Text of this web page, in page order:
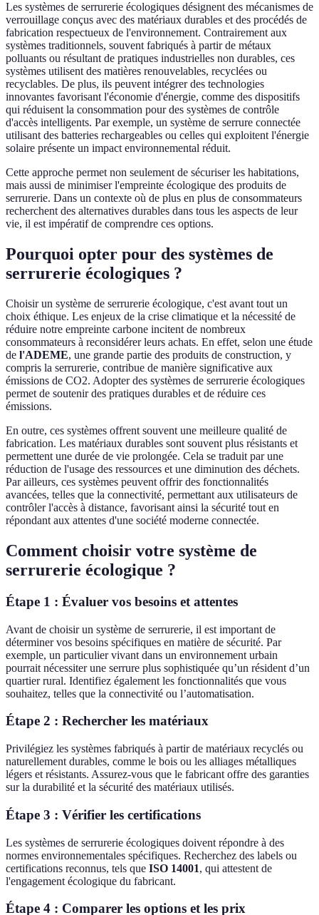
Les systèmes de serrurerie écologiques désignent des mécanismes de
verrouillage conçus avec des matériaux durables et des procédés de
fabrication respectueux de l'environnement. Contrairement aux
systèmes traditionnels, souvent fabriqués à partir de métaux
polluants ou résultant de pratiques industrielles non durables, ces
systèmes utilisent des matières renouvelables, recyclées ou
recyclables. De plus, ils peuvent intégrer des technologies
innovantes favorisant l'économie d'énergie, comme des dispositifs
qui réduisent la consommation pour des systèmes de contrôle
d'accès intelligents. Par exemple, un système de serrure connectée
utilisant des batteries rechargeables ou celles qui exploitent l'énergie
solaire présente un impact environnemental réduit.
Cette approche permet non seulement de sécuriser les habitations,
mais aussi de minimiser l'empreinte écologique des produits de
serrurerie. Dans un contexte où de plus en plus de consommateurs
recherchent des alternatives durables dans tous les aspects de leur
vie, il est impératif de comprendre ces options.
Pourquoi opter pour des systèmes de
serrurerie écologiques ?
Choisir un système de serrurerie écologique, c'est avant tout un
choix éthique. Les enjeux de la crise climatique et la nécessité de
réduire notre empreinte carbone incitent de nombreux
consommateurs à reconsidérer leurs achats. En effet, selon une étude
de l'ADEME, une grande partie des produits de construction, y
compris la serrurerie, contribue de manière significative aux
émissions de CO2. Adopter des systèmes de serrurerie écologiques
permet de soutenir des pratiques durables et de réduire ces
émissions.
En outre, ces systèmes offrent souvent une meilleure qualité de
fabrication. Les matériaux durables sont souvent plus résistants et
permettent une durée de vie prolongée. Cela se traduit par une
réduction de l'usage des ressources et une diminution des déchets.
Par ailleurs, ces systèmes peuvent offrir des fonctionnalités
avancées, telles que la connectivité, permettant aux utilisateurs de
contrôler l'accès à distance, favorisant ainsi la sécurité tout en
répondant aux attentes d'une société moderne connectée.
Comment choisir votre système de
serrurerie écologique ?
Étape 1 : Évaluer vos besoins et attentes
Avant de choisir un système de serrurerie, il est important de
déterminer vos besoins spécifiques en matière de sécurité. Par
exemple, un particulier vivant dans un environnement urbain
pourrait nécessiter une serrure plus sophistiquée qu’un résident d’un
quartier rural. Identifiez également les fonctionnalités que vous
souhaitez, telles que la connectivité ou l’automatisation.
Étape 2 : Rechercher les matériaux
Privilégiez les systèmes fabriqués à partir de matériaux recyclés ou
naturellement durables, comme le bois ou les alliages métalliques
légers et résistants. Assurez-vous que le fabricant offre des garanties
sur la durabilité et la sécurité des matériaux utilisés.
Étape 3 : Vérifier les certifications
Les systèmes de serrurerie écologiques doivent répondre à des
normes environnementales spécifiques. Recherchez des labels ou
certifications reconnus, tels que ISO 14001, qui attestent de
l'engagement écologique du fabricant.
Étape 4 : Comparer les options et les prix